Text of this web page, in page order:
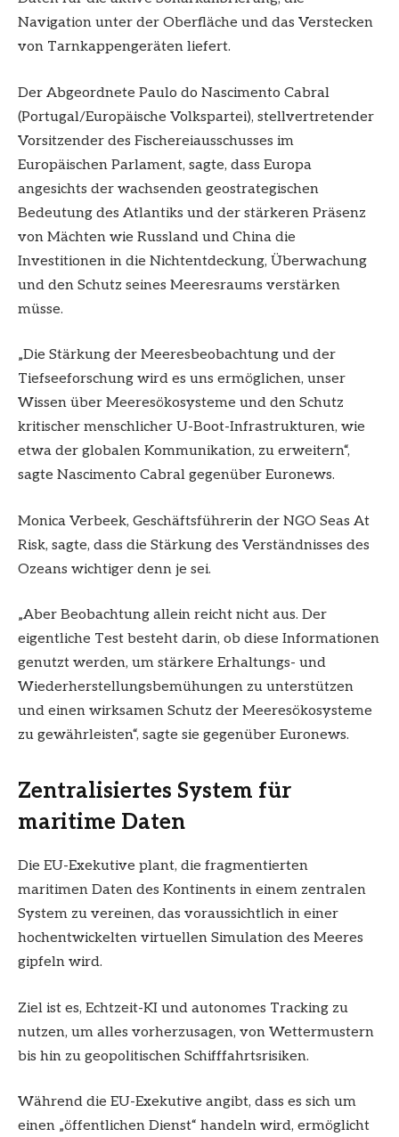
Navigation unter der Oberfläche und das Verstecken
von Tarnkappengeräten liefert.
Der Abgeordnete Paulo do Nascimento Cabral
(Portugal/Europäische Volkspartei), stellvertretender
Vorsitzender des Fischereiausschusses im
Europäischen Parlament, sagte, dass Europa
angesichts der wachsenden geostrategischen
Bedeutung des Atlantiks und der stärkeren Präsenz
von Mächten wie Russland und China die
Investitionen in die Nichtentdeckung, Überwachung
und den Schutz seines Meeresraums verstärken
müsse.
„Die Stärkung der Meeresbeobachtung und der
Tiefseeforschung wird es uns ermöglichen, unser
Wissen über Meeresökosysteme und den Schutz
kritischer menschlicher U-Boot-Infrastrukturen, wie
etwa der globalen Kommunikation, zu erweitern“,
sagte Nascimento Cabral gegenüber Euronews.
Monica Verbeek, Geschäftsführerin der NGO Seas At
Risk, sagte, dass die Stärkung des Verständnisses des
Ozeans wichtiger denn je sei.
„Aber Beobachtung allein reicht nicht aus. Der
eigentliche Test besteht darin, ob diese Informationen
genutzt werden, um stärkere Erhaltungs- und
Wiederherstellungsbemühungen zu unterstützen
und einen wirksamen Schutz der Meeresökosysteme
zu gewährleisten“, sagte sie gegenüber Euronews.
Zentralisiertes System für
maritime Daten
Die EU-Exekutive plant, die fragmentierten
maritimen Daten des Kontinents in einem zentralen
System zu vereinen, das voraussichtlich in einer
hochentwickelten virtuellen Simulation des Meeres
gipfeln wird.
Ziel ist es, Echtzeit-KI und autonomes Tracking zu
nutzen, um alles vorherzusagen, von Wettermustern
bis hin zu geopolitischen Schifffahrtsrisiken.
Während die EU-Exekutive angibt, dass es sich um
einen „öffentlichen Dienst“ handeln wird, ermöglicht